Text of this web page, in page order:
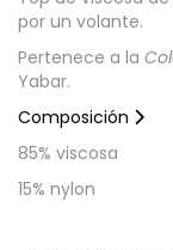
por un volante.
Pertenece a la
Yabar.
Composición
85% viscosa
15% nylon